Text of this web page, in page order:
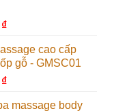
₫
cao cấp
gỗ - GMSC01
₫
massage body